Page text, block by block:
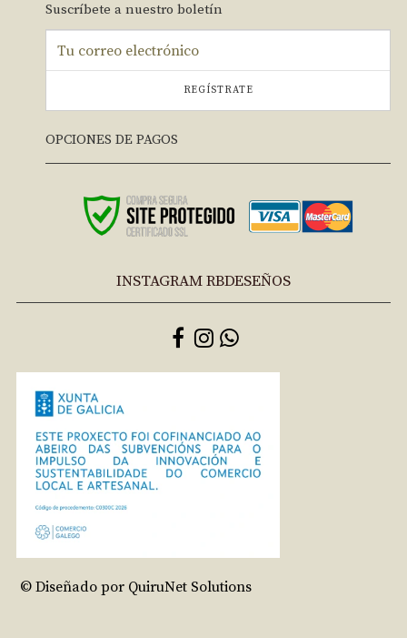
Suscríbete a nuestro boletín
REGÍSTRATE
OPCIONES DE PAGOS
INSTAGRAM RBDESEÑOS
© Diseñado por QuiruNet Solutions